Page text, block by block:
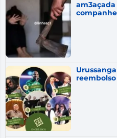
11 de agosto
Terça-Feira
12 de agosto
Quarta-Feira
13 de agosto
Quinta-Feira